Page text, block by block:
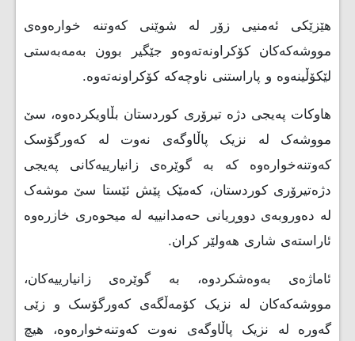
هێزێکى ئەمنیی زۆر لە شوێنى کەوتنە خوارەوەى
مووشەکەکان کۆکراونەتەوەو جێگیر بوون بەمەبەستى
لێکۆڵینەوە و پاراستنى ناوچەکە کۆکراونەتەوە.
هاوکات پەیجی دژە تیرۆری کوردستان بڵاویکردەوە، سێ
مووشەک لە نزیک پاڵاوگەی نەوت لە کەورگۆسک
کەوتنەخوارەوە کە بە گوێرەی زانیارییەکانی پەیجی
دژەتیرۆری کوردستان، کەمێک پێش ئێستا سێ موشەک
لە دەوروبەی دووڕیانی حەمدانییە لە میحوەری خازرەوە
ئاراستەی شاری هەولێر کران.
ئاماژەى بەوەشکردوە، بە گوێرەی زانیارییەکان،
مووشەکەکان لە نزیک کۆمەڵگەی کەورگۆسک و زێی
گەورە لە نزیک پاڵاوگەی نەوت کەوتنەخوارەوە، هیچ